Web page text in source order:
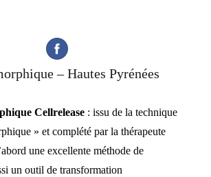
– Hautes Pyrénées
Cellrelease : issu de la technique
» et complété par la thérapeute
une excellente méthode de
un outil de transformation